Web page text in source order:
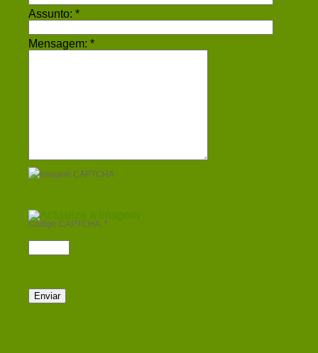
Assunto: *
Mensagem: *
Código CAPTCHA: *